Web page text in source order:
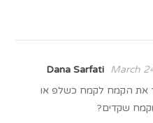
Dana Sarfati
March
את הקמח לקמח כשלפ או
שקדים?